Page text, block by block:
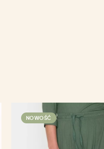
NOWOŚĆ